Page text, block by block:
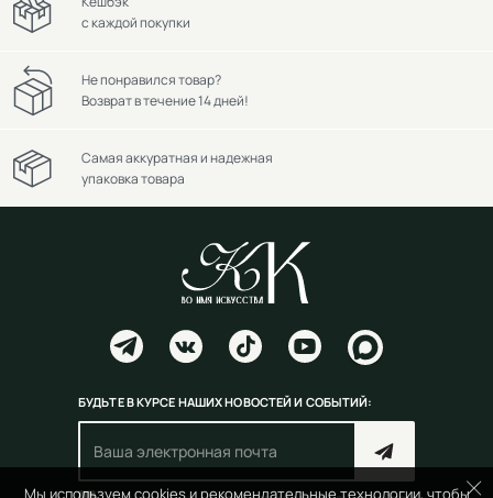
Мы используем cookies и рекомендательные технологии, чтобы
с каждой покупки
Не понравился товар?
Возврат в течение 14 дней!
Самая аккуратная и надежная
упаковка товара
БУДЬТЕ В КУРСЕ НАШИХ НОВОСТЕЙ И СОБЫТИЙ: